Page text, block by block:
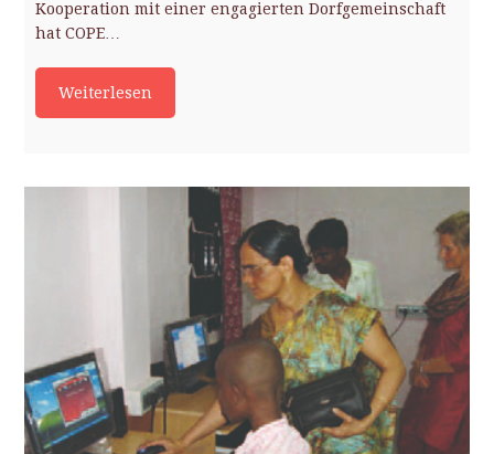
Kooperation mit einer engagierten Dorfgemeinschaft
hat COPE…
Weiterlesen